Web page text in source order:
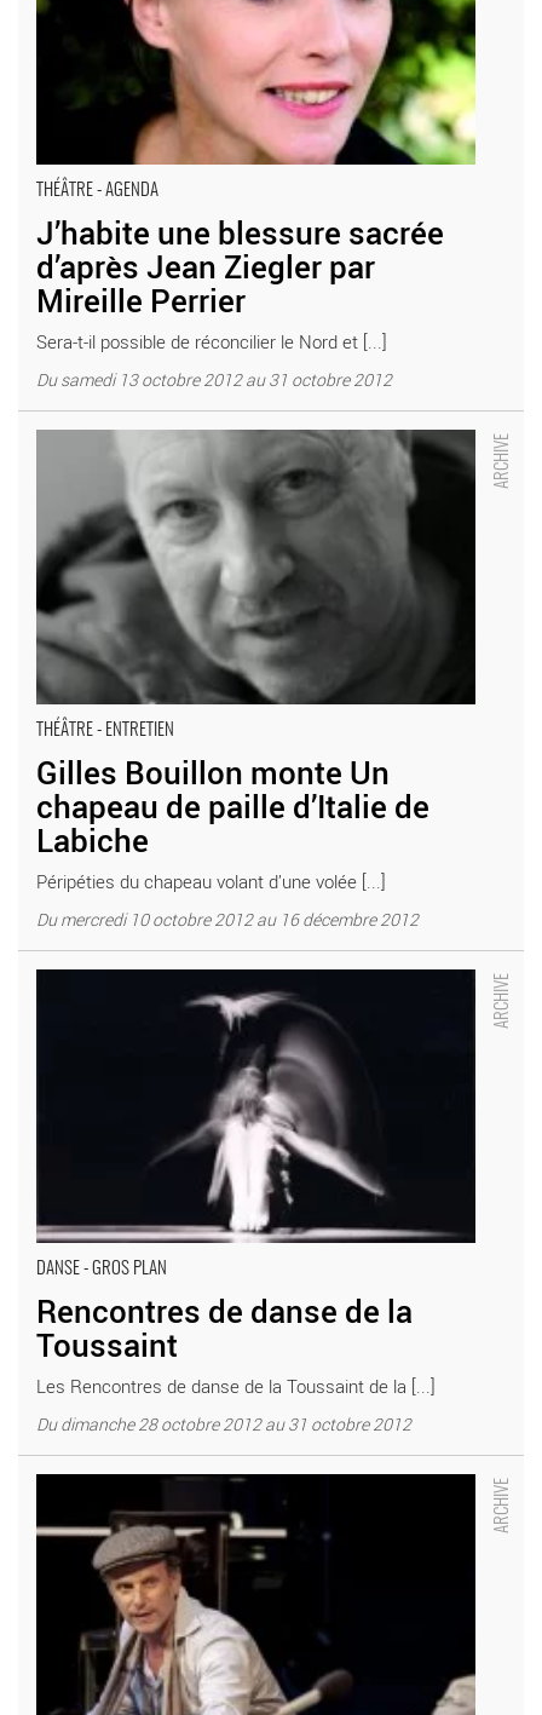
THÉÂTRE - AGENDA
J’habite une blessure sacrée
d’après Jean Ziegler par
Mireille Perrier
Sera-t-il possible de réconcilier le Nord et [...]
Du samedi 13 octobre 2012 au 31 octobre 2012
THÉÂTRE - ENTRETIEN
Gilles Bouillon monte Un
chapeau de paille d’Italie de
Labiche
Péripéties du chapeau volant d’une volée [...]
Du mercredi 10 octobre 2012 au 16 décembre 2012
Critique sortie Théâtre Tours Théâtre Nouvel Olympia
DANSE - GROS PLAN
Rencontres de danse de la
Toussaint
Les Rencontres de danse de la Toussaint de la [...]
Du dimanche 28 octobre 2012 au 31 octobre 2012
Colombes Maison des Jeunes et de la Culture Théâtre de
Gould / Menuhin - Critique sortie Théâtre Nice _THEATRE